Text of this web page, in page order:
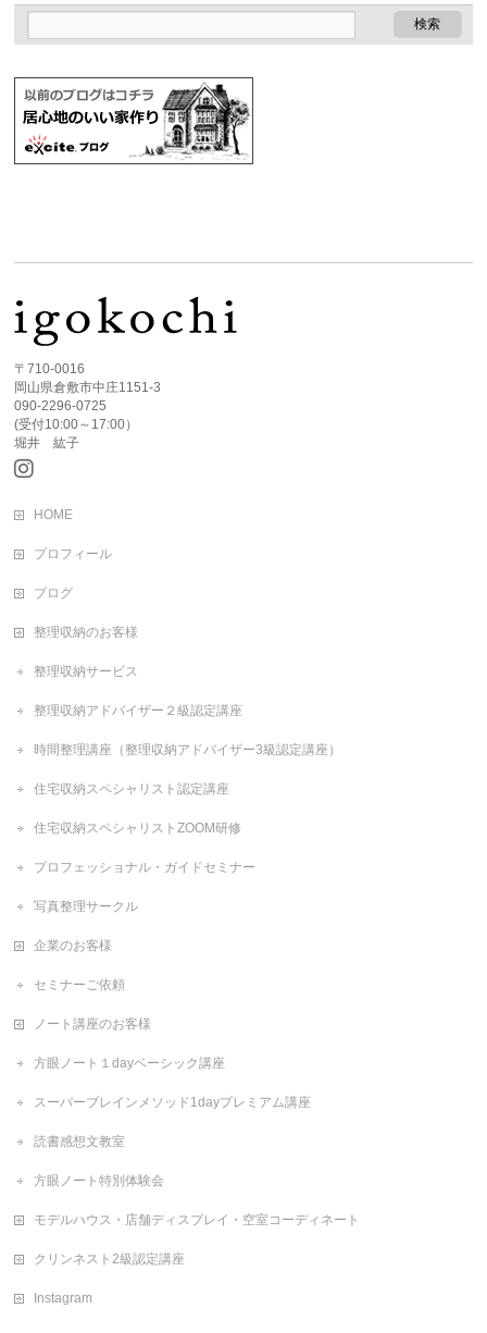
〒710-0016
岡山県倉敷市中庄1151-3
090-2296-0725
(受付10:00～17:00）
堀井 紘子
HOME
プロフィール
ブログ
整理収納のお客様
整理収納サービス
整理収納アドバイザー２級認定講座
時間整理講座（整理収納アドバイザー3級認定講座）
住宅収納スペシャリスト認定講座
住宅収納スペシャリストZOOM研修
プロフェッショナル・ガイドセミナー
写真整理サークル
企業のお客様
セミナーご依頼
ノート講座のお客様
方眼ノート１dayベーシック講座
スーパーブレインメソッド1dayプレミアム講座
読書感想文教室
方眼ノート特別体験会
モデルハウス・店舗ディスプレイ・空室コーディネート
クリンネスト2級認定講座
Instagram